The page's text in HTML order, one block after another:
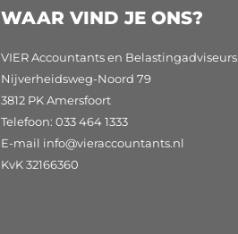
WAAR VIND JE ONS?
VIER Accountants en Belastingadviseurs
Nijverheidsweg-Noord 79
3812 PK Amersfoort
Telefoon: 033 464 1333
E-mail info@vieraccountants.nl
KvK 32166360